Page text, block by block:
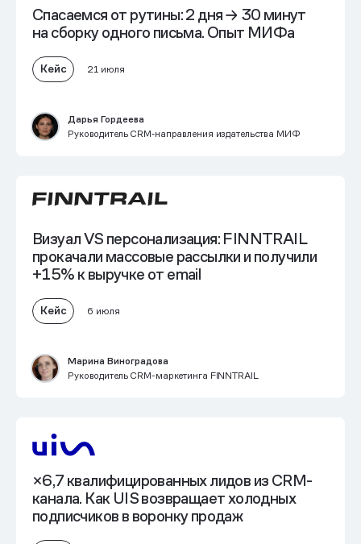
Спасаемся от рутины:2 дня → 30 минут
на сборку одного письма. Опыт МИФа
Кейс 21 июля
Дарья Гордеева
Руководитель CRM‑направления издательства МИФ
Визуал VS персонализация: FINNTRAIL
прокачали массовые рассылки и получили
+15% к выручке от email
Кейс 6 июля
Марина Виноградова
Руководитель CRM-маркетинга FINNTRAIL
×6,7 квалифицированных лидов из CRM-
канала. Как UIS возвращает холодных
подписчиков в воронку продаж